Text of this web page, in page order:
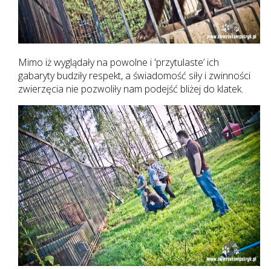
Mimo iż wyglądały na powolne i 'przytulaste’ ich
gabaryty budziły respekt, a świadomość siły i zwinności
zwierzęcia nie pozwoliły nam podejść bliżej do klatek.